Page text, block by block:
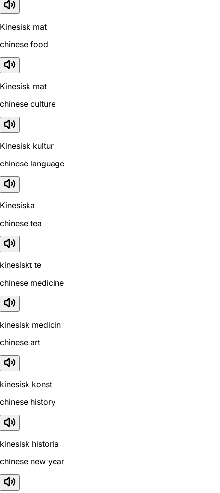
Kinesisk mat
chinese food
Kinesisk mat
chinese culture
Kinesisk kultur
chinese language
Kinesiska
chinese tea
kinesiskt te
chinese medicine
kinesisk medicin
chinese art
kinesisk konst
chinese history
kinesisk historia
chinese new year